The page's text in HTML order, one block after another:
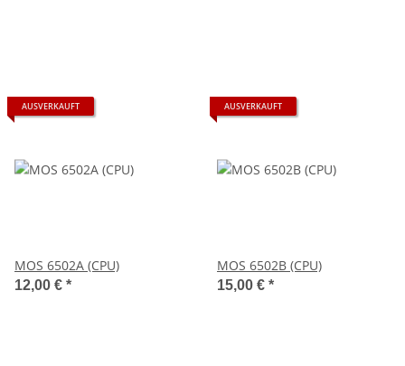
AUSVERKAUFT
MOS 6502A (CPU)
12,00 € *
AUSVERKAUFT
MOS 6502B (CPU)
15,00 € *